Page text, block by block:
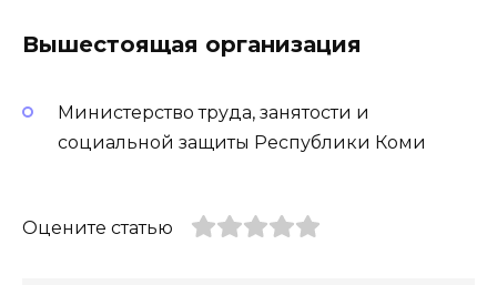
Вышестоящая организация
Министерство труда, занятости и
социальной защиты Республики Коми
Оцените статью